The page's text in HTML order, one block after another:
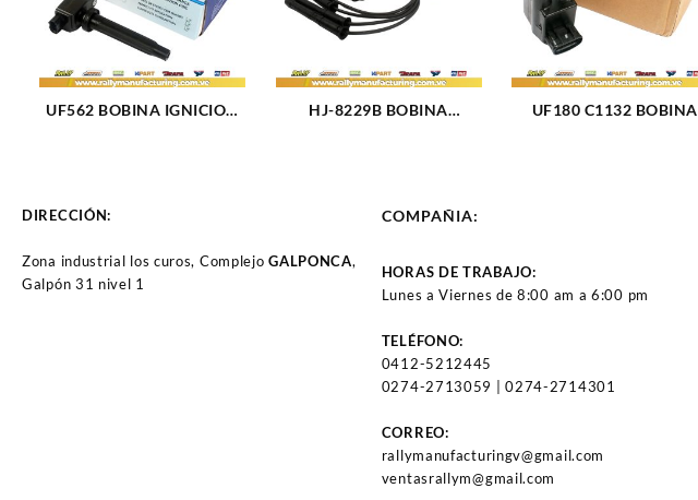
UF562 BOBINA IGNICION
HJ-8229B BOBINA
UF180 C1132 BOBINA
DIRECCIÓN:
Zona industrial los curos, ComplejoGALPONCA,
Galpón 31 nivel 1
COMPAÑIA:
HORAS DE TRABAJO:
Lunes a Viernes de 8:00 am a 6:00 pm
TELÉFONO:
0412-5212445
0274-2713059 | 0274-2714301
CORREO:
rallymanufacturingv@gmail.com
ventasrallym@gmail.com